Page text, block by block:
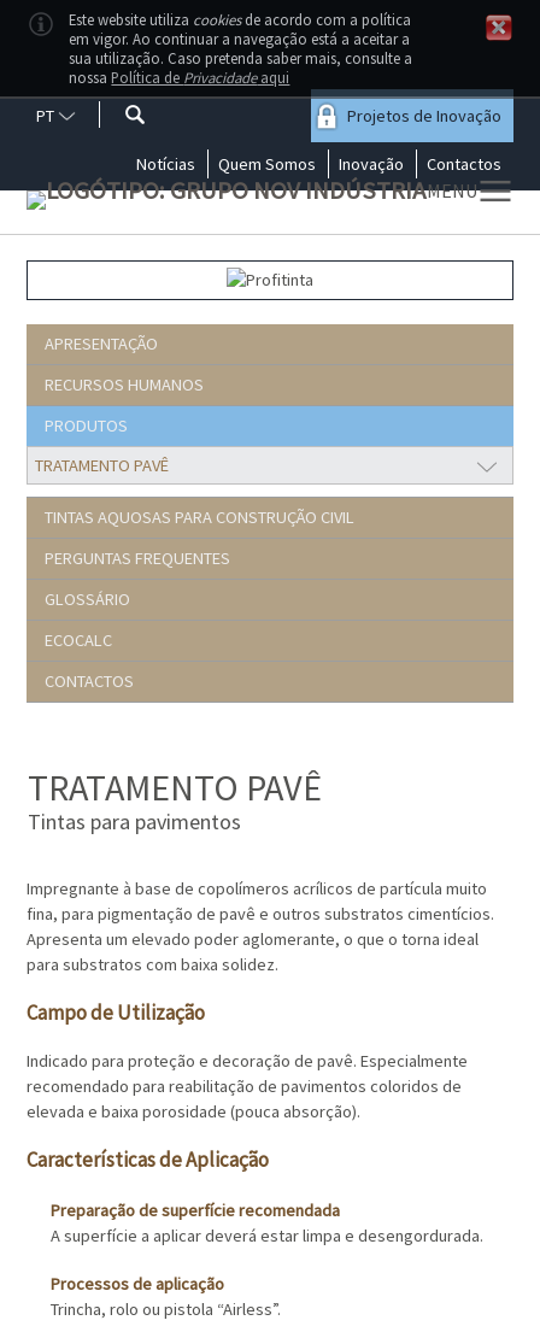
PT
Notícias Quem Somos Inovação Contactos
Projetos de Inovação
MENU
nos se tiver dúvidas sobre qual o
produto mais adequado às suas
necessidades
APRESENTAÇÃO
RECURSOS HUMANOS
PRODUTOS
TINTAS AQUOSAS PARA CONSTRUÇÃO CIVIL
PERGUNTAS FREQUENTES
GLOSSÁRIO
ECOCALC
CONTACTOS
TRATAMENTO PAVÊ
Tintas para pavimentos
Impregnante à base de copolímeros acrílicos de partícula muito
fina, para pigmentação de pavê e outros substratos cimentícios.
Apresenta um elevado poder aglomerante, o que o torna ideal
para substratos com baixa solidez.
Campo de Utilização
Indicado para proteção e decoração de pavê. Especialmente
recomendado para reabilitação de pavimentos coloridos de
elevada e baixa porosidade (pouca absorção).
Características de Aplicação
Preparação de superfície recomendada
A superfície a aplicar deverá estar limpa e desengordurada.
Processos de aplicação
Trincha, rolo ou pistola “Airless”.
Este website utiliza cookiesde acordo com a política
em vigor. Ao continuar a navegação está a aceitar a
sua utilização. Caso pretenda saber mais, consulte a
nossa Política de Privacidadeaqui